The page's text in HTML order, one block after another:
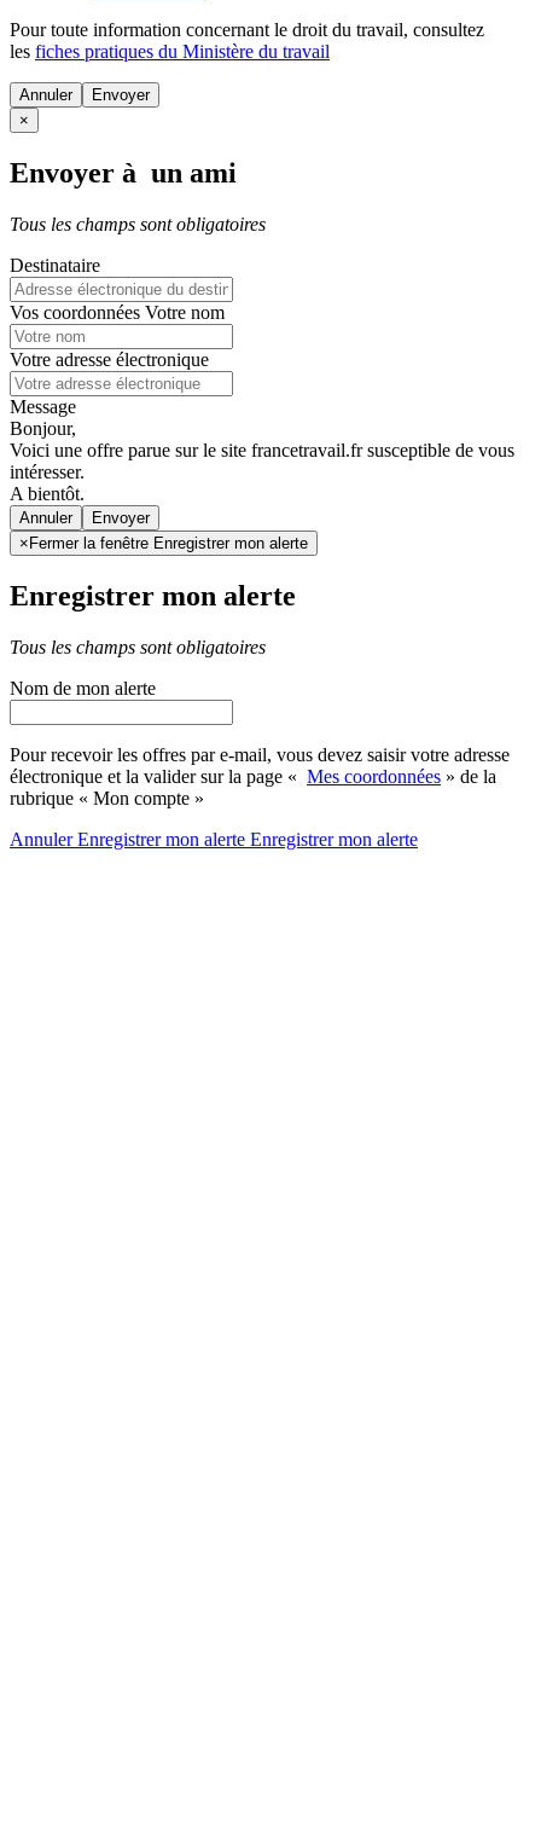
Pour toute information concernant le droit du travail, consultez
les fiches pratiques du Ministère du travail
Annuler
×
Envoyer à un ami
Tous les champs sont obligatoires
Destinataire
Vos coordonnées Votre nom
Votre adresse électronique
Message
Bonjour,
Voici une offre parue sur le site francetravail.fr susceptible de vous
intéresser.
A bientôt.
Annuler
× Fermer la fenêtre Enregistrer mon alerte
Enregistrer mon alerte
Tous les champs sont obligatoires
Nom de mon alerte
Pour recevoir les offres par e-mail, vous devez saisir votre adresse
électronique et la valider sur la page « Mes coordonnées » de la
rubrique « Mon compte »
AnnulerEnregistrer mon alerte Enregistrermon alerte